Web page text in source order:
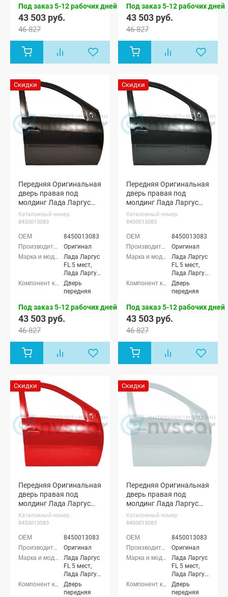
мест, Лада
Кросс 7 мест
Под заказ 5-12 рабочих дней
43 503 руб.
46 827
мест, Лада
Кросс 7 мест
Под заказ 5-12 рабочих дней
43 503 руб.
46 827
Скидки
Передняя Оригинальная
дверь правая под
молдинг Лада Ларгус
ФЛ (Брюн 250)
Каталожный номер:
8450013083
8450013083
Оригинал
Лада Ларгус
FL 5 мест,
Лада Ларгус
FL 7 мест,
Лада Ларгус
мест, Лада
Кросс 7 мест
Дверь
передняя
Под заказ 5-12 рабочих дней
43 503 руб.
46 827
Скидки
Передняя Оригинальная
дверь правая под
молдинг Лада Ларгус
ФЛ (Каракумы 238)
Каталожный номер:
8450013083
8450013083
Оригинал
Лада Ларгус
FL 5 мест,
Лада Ларгус
FL 7 мест,
Лада Ларгус
мест, Лада
Кросс 7 мест
Дверь
передняя
Под заказ 5-12 рабочих дней
43 503 руб.
46 827
Скидки
Передняя Оригинальная
дверь правая под
молдинг Лада Ларгус
ФЛ (Красный сплав 136)
Каталожный номер:
8450013083
8450013083
Оригинал
Лада Ларгус
FL 5 мест,
Лада Ларгус
FL 7 мест,
Лада Ларгус
Дверь
передняя
Скидки
Передняя Оригинальная
дверь правая под
молдинг Лада Ларгус
ФЛ (Ледниковый 221)
Каталожный номер:
8450013083
8450013083
Оригинал
Лада Ларгус
FL 5 мест,
Лада Ларгус
FL 7 мест,
Лада Ларгус
Дверь
передняя